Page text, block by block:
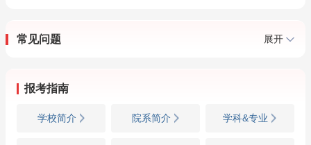
常见问题 展开
报考指南
学校简介 院系简介 学科&专业